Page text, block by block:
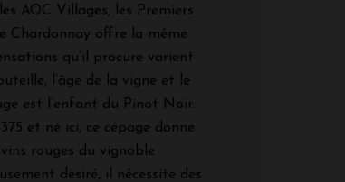
AOC Villages, les Premiers
Chardonnay offre la même
qu’il procure varient
l’âge de la vigne et le
est l’enfant du Pinot Noir.
et né ici, ce cépage donne
rouges du vignoble
désiré, il nécessite des